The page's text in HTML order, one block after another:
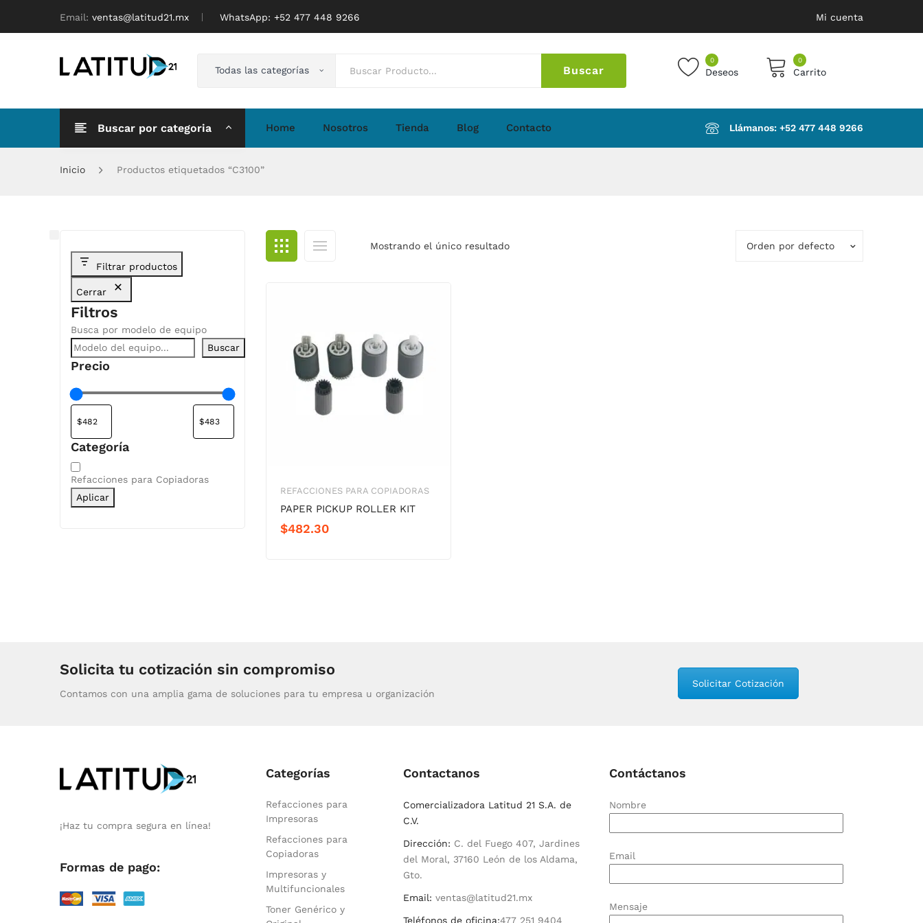
Email: ventas@latitud21.mx WhatsApp: ‪+52 477 448 9266 Mi cuenta
Todas las categorías Buscar
0
Deseos
0
Carrito
No products in the cart.
Buscar por categoria Home Nosotros Tienda Blog Contacto Llámanos: ‪+52 477 448 9266‬
Inicio Productos etiquetados “C3100”
Mostrando el único resultado Orden por defecto
REFACCIONES PARA COPIADORAS
PAPER PICKUP ROLLER KIT
$482.30
Filtrar productos
Cerrar
Filtros
Busca por modelo de equipo
Buscar
Precio
Categoría
Categoría
Refacciones para Copiadoras
Aplicar
Solicita tu cotización sin compromiso
Contamos con una amplia gama de soluciones para tu empresa u organización
Solicitar Cotización
¡Haz tu compra segura en línea!
Formas de pago:
Categorías
Refacciones para
Impresoras
Refacciones para
Copiadoras
Impresoras y
Multifuncionales
Toner Genérico y
Contactanos
Comercializadora Latitud 21 S.A. de
C.V.
Dirección: C. del Fuego 407, Jardines
del Moral, 37160 León de los Aldama,
Gto.
Email: ventas@latitud21.mx
Teléfonos de oficina:477 251 9404
Contáctanos
Nombre
Email
Mensaje